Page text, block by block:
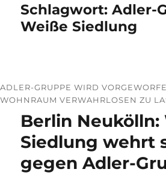
Schlagwort:Adler-
Weiße Siedlung
ADLER-GRUPPE WIRD
WOHNRAUM VERWAHRLOSEN ZU
Berlin Neukölln:
Siedlung wehrt
gegen Adler-